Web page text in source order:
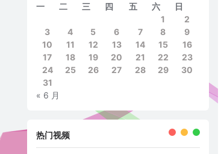
一
二 三 四 五 六
日
1
2
3
4 5 6 7 8
9
10
11 12 13 14 15
16
17
18 19 20 21 22
23
24
25 26 27 28 29
30
31
« 6 月
热门视频